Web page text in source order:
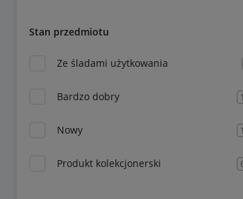
Stan przedmiotu
Ze śladami użytkowania
Bardzo dobry
Nowy
Produkt kolekcjonerski